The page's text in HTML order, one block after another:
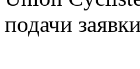
подачи